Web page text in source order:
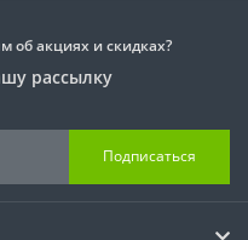
об акциях и скидках?
рассылку
Подписаться